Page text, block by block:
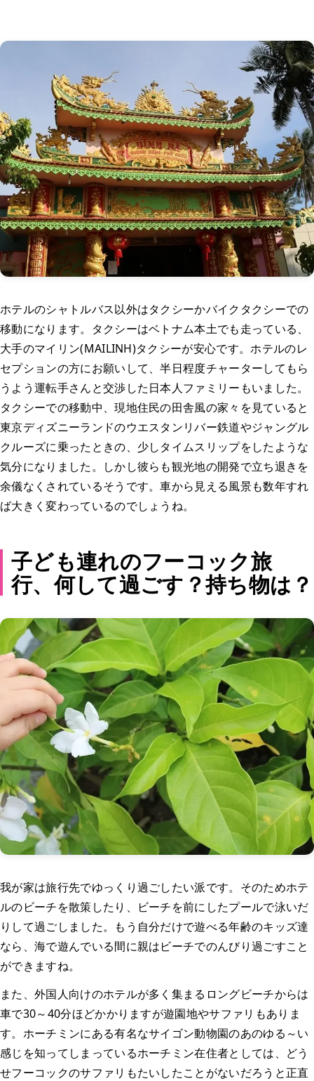
ホテルのシャトルバス以外はタクシーかバイクタクシーでの
移動になります。タクシーはベトナム本土でも走っている、
大手のマイリン(MAILINH)タクシーが安心です。ホテルのレ
セプションの方にお願いして、半日程度チャーターしてもら
うよう運転手さんと交渉した日本人ファミリーもいました。
タクシーでの移動中、現地住民の田舎風の家々を見ていると
東京ディズニーランドのウエスタンリバー鉄道やジャングル
クルーズに乗ったときの、少しタイムスリップをしたような
気分になりました。しかし彼らも観光地の開発で立ち退きを
余儀なくされているそうです。車から見える風景も数年すれ
ば大きく変わっているのでしょうね。
子ども連れのフーコック旅
行、何して過ごす？持ち物は？
我が家は旅行先でゆっくり過ごしたい派です。そのためホテ
ルのビーチを散策したり、ビーチを前にしたプールで泳いだ
りして過ごしました。もう自分だけで遊べる年齢のキッズ達
なら、海で遊んでいる間に親はビーチでのんびり過ごすこと
ができますね。
また、外国人向けのホテルが多く集まるロングビーチからは
車で30～40分ほどかかりますが遊園地やサファリもありま
す。ホーチミンにある有名なサイゴン動物園のあのゆる～い
感じを知ってしまっているホーチミン在住者としては、どう
せフーコックのサファリもたいしたことがないだろうと正直